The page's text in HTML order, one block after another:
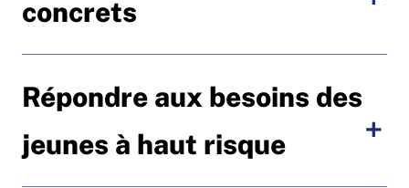
concrets
Répondre aux besoins des
jeunes à haut risque